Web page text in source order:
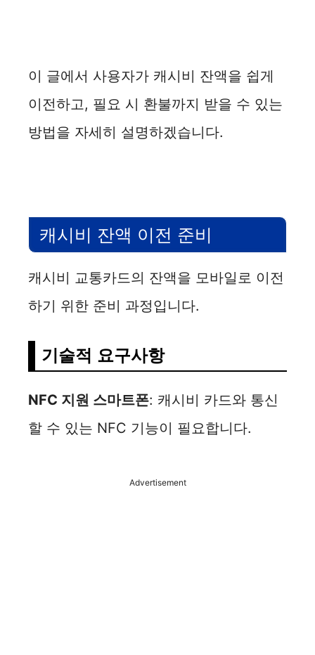
이 글에서 사용자가 캐시비 잔액을 쉽게
이전하고, 필요 시 환불까지 받을 수 있는
방법을 자세히 설명하겠습니다.
캐시비 잔액 이전 준비
캐시비 교통카드의 잔액을 모바일로 이전
하기 위한 준비 과정입니다.
기술적 요구사항
NFC 지원 스마트폰: 캐시비 카드와 통신
할 수 있는 NFC 기능이 필요합니다.
Advertisement